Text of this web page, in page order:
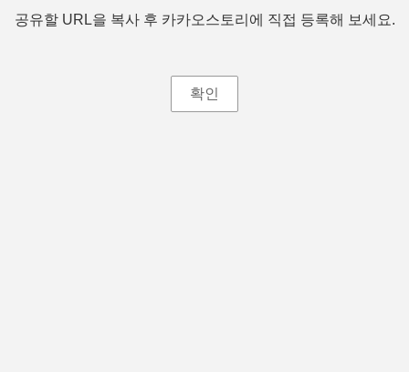
공유할 URL을 복사 후 카카오스토리에 직접 등록해 보세요.
확인